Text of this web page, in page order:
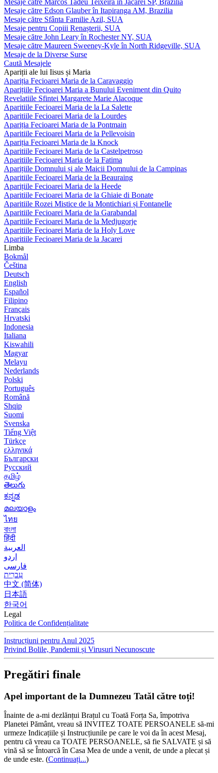
Mesaje către Edson Glauber în Itapiranga AM, Brazilia
Mesaje către Sfânta Familie Azil, SUA
Mesaje pentru Copiii Renașterii, SUA
Mesaje către John Leary în Rochester NY, SUA
Mesaje către Maureen Sweeney-Kyle în North Ridgeville, SUA
Mesaje de la Diverse Surse
Caută Mesajele
Apariții ale lui Iisus și Maria
Apariția Fecioarei Maria de la Caravaggio
Aparițiile Fecioarei Maria a Bunului Eveniment din Quito
Revelatiile Sfintei Margarete Marie Alacoque
Aparitiile Fecioarei Maria de la La Salette
Aparitiile Fecioarei Maria de la Lourdes
Apariția Fecioarei Maria de la Pontmain
Aparitiile Fecioarei Maria de la Pellevoisin
Apariția Fecioarei Maria de la Knock
Aparitiile Fecioarei Maria de la Castelpetroso
Aparitiile Fecioarei Maria de la Fatima
Aparițiile Domnului și ale Maicii Domnului de la Campinas
Aparitiile Fecioarei Maria de la Beauraing
Aparițiile Fecioarei Maria de la Heede
Aparitiile Fecioarei Maria de la Ghiaie di Bonate
Aparitiile Rozei Mistice de la Montichiari și Fontanelle
Aparitiile Fecioarei Maria de la Garabandal
Aparitiile Fecioarei Maria de la Medjugorje
Aparitiile Fecioarei Maria de la Holy Love
Aparitiile Fecioarei Maria de la Jacarei
Limba
Bokmål
Čeština
Deutsch
English
Español
Filipino
Français
Hrvatski
Indonesia
Italiana
Kiswahili
Magyar
Melayu
Nederlands
Polski
Português
Română
Shqip
Suomi
Svenska
Tiếng Việt
Türkçe
ελληνικά
Български
Русский
தமிழ்
తెలుగు
ಕನ್ನಡ
മലയാളം
ไทย
বাংলা
हिंदी
العربية
اردو
فارسی
עִברִית
中文 (简体)
日本語
한국어
Legal
Politica de Confidențialitate
Instrucțiuni pentru Anul 2025
Privind Bolile, Pandemii și Virusuri Necunoscute
Pregătiri finale
Apel important de la Dumnezeu Tatăl către toți!
Înainte de a-mi dezlănțui Brațul cu Toată Forța Sa, împotriva
Planetei Pământ, vreau să INVITEZ TOATE PERSOANELE să-mi
urmeze Indicațiile și Instrucțiunile pe care le voi da în acest Mesaj,
pentru că vreau ca TOATE PERSOANELE, să fie SALVATE și să
vină să se Întoarcă în Casa Mea de unde a venit, de unde a plecat și
de unde este. (Continuați...)